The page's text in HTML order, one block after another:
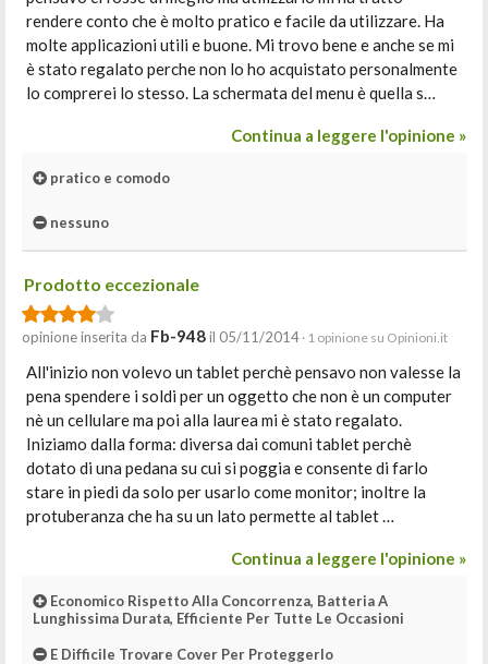
rendere conto che è molto pratico e facile da utilizzare. Ha
molte applicazioni utili e buone. Mi trovo bene e anche se mi
è stato regalato perche non lo ho acquistato personalmente
lo comprerei lo stesso. La schermata del menu è quella s…
Continua a leggere l'opinione »
pratico e comodo
nessuno
Prodotto eccezionale
opinione inserita da Fb-948il 05/11/2014 · 1 opinione su Opinioni.it
All'inizio non volevo un tablet perchè pensavo non valesse la
pena spendere i soldi per un oggetto che non è un computer
nè un cellulare ma poi alla laurea mi è stato regalato.
Iniziamo dalla forma: diversa dai comuni tablet perchè
dotato di una pedana su cui si poggia e consente di farlo
stare in piedi da solo per usarlo come monitor; inoltre la
protuberanza che ha su un lato permette al tablet …
Continua a leggere l'opinione »
Economico Rispetto Alla Concorrenza, Batteria A
Lunghissima Durata, Efficiente Per Tutte Le Occasioni
E Difficile Trovare Cover Per Proteggerlo